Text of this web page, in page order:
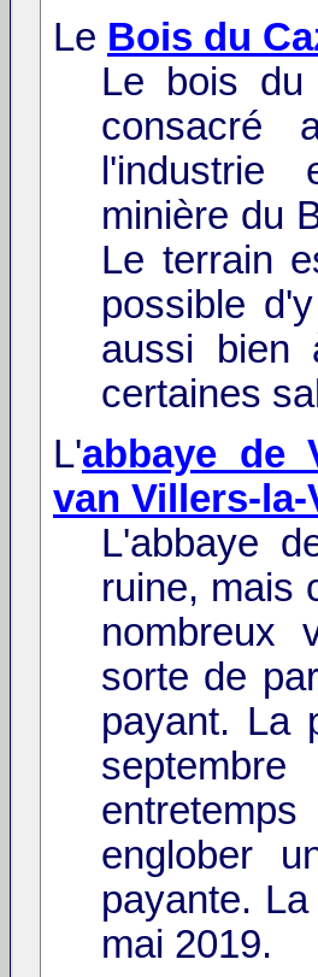
Le Bois du
Le bois
consacré
minière du
Le terrain
possible
aussi bien
certaines
L'abbaye de
van Villers-la-
L'abbaye
ruine, mais
nombreux
sorte de
payant. La
englober
payante.
mai 2019.